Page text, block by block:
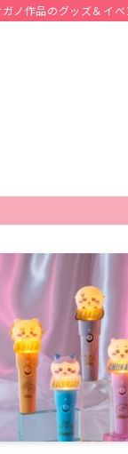
ノ作品のグッズ＆イ